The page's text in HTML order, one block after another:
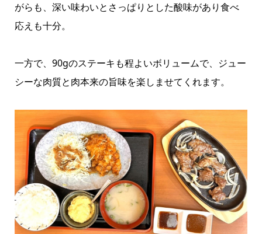
がらも、深い味わいとさっぱりとした酸味があり食べ
応えも十分。
一方で、90gのステーキも程よいボリュームで、ジュー
シーな肉質と肉本来の旨味を楽しませてくれます。